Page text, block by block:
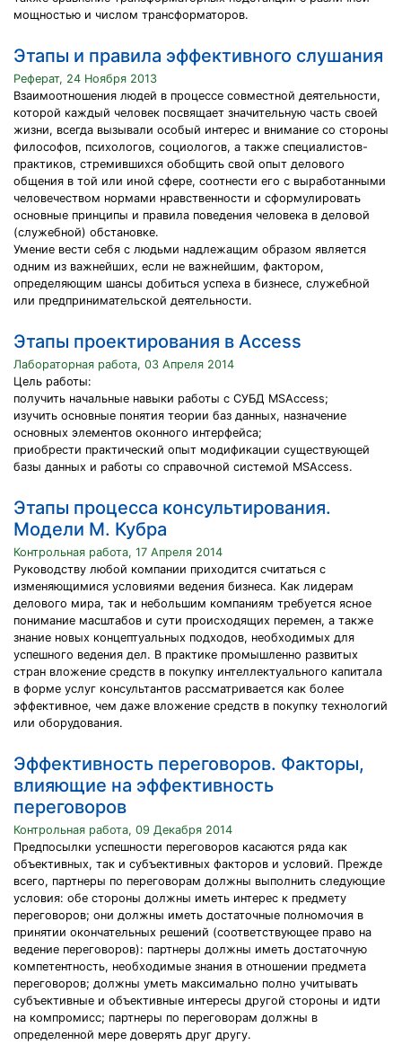
мощностью и числом трансформаторов.
Этапы и правила эффективного слушания
Реферат, 24 Ноября 2013
Взаимоотношения людей в процессе совместной деятельности,
которой каждый человек посвящает значительную часть своей
жизни, всегда вызывали особый интерес и внимание со стороны
философов, психологов, социологов, а также специалистов-
практиков, стремившихся обобщить свой опыт делового
общения в той или иной сфере, соотнести его с выработанными
человечеством нормами нравственности и сформулировать
основные принципы и правила поведения человека в деловой
(служебной) обстановке.
Умение вести себя с людьми надлежащим образом является
одним из важнейших, если не важнейшим, фактором,
определяющим шансы добиться успеха в бизнесе, служебной
или предпринимательской деятельности.
Этапы проектирования в Access
Лабораторная работа, 03 Апреля 2014
Цель работы:
получить начальные навыки работы с СУБД MSAccess;
изучить основные понятия теории баз данных, назначение
основных элементов оконного интерфейса;
приобрести практический опыт модификации существующей
базы данных и работы со справочной системой MSAccess.
Этапы процесса консультирования.
Модели М. Кубра
Контрольная работа, 17 Апреля 2014
Руководству любой компании приходится считаться с
изменяющимися условиями ведения бизнеса. Как лидерам
делового мира, так и небольшим компаниям требуется ясное
понимание масштабов и сути происходящих перемен, а также
знание новых концептуальных подходов, необходимых для
успешного ведения дел. В практике промышленно развитых
стран вложение средств в покупку интеллектуального капитала
в форме услуг консультантов рассматривается как более
эффективное, чем даже вложение средств в покупку технологий
или оборудования.
Эффективность переговоров. Факторы,
влияющие на эффективность
переговоров
Контрольная работа, 09 Декабря 2014
Предпосылки успешности переговоров касаются ряда как
объективных, так и субъективных факторов и условий. Прежде
всего, партнеры по переговорам должны выполнить следующие
условия: обе стороны должны иметь интерес к предмету
переговоров; они должны иметь достаточные полномочия в
принятии окончательных решений (соответствующее право на
ведение переговоров): партнеры должны иметь достаточную
компетентность, необходимые знания в отношении предмета
переговоров; должны уметь максимально полно учитывать
субъективные и объективные интересы другой стороны и идти
на компромисс; партнеры по переговорам должны в
определенной мере доверять друг другу.